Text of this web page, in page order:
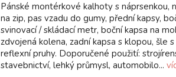
Pánské montérkové kalhoty s náprsenkou,
na zip, pas vzadu do gumy, přední kapsy,
svinovací / skládací metr, boční kapsa na
zdvojená kolena, zadní kapsa s klopou, šle
reflexní pruhy. Doporučené použití:
stavebnictví, lehký průmysl, automobilo...